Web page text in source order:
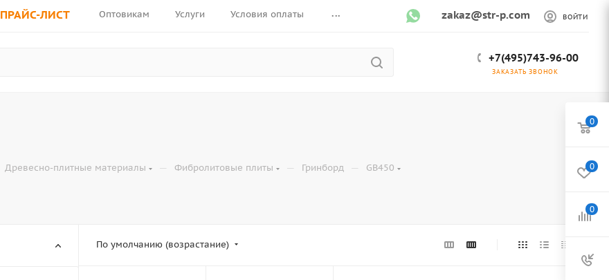
ПРАЙС-ЛИСТ Оптовикам Услуги Условия оплаты ... zakaz@str-p.com ВОЙТИ
+7(495)743-96-00
ЗАКАЗАТЬ ЗВОНОК
Древесно-плитные материалы — Фибролитовые плиты — Гринборд — GB450
По умолчанию (возрастание)
0
0
0